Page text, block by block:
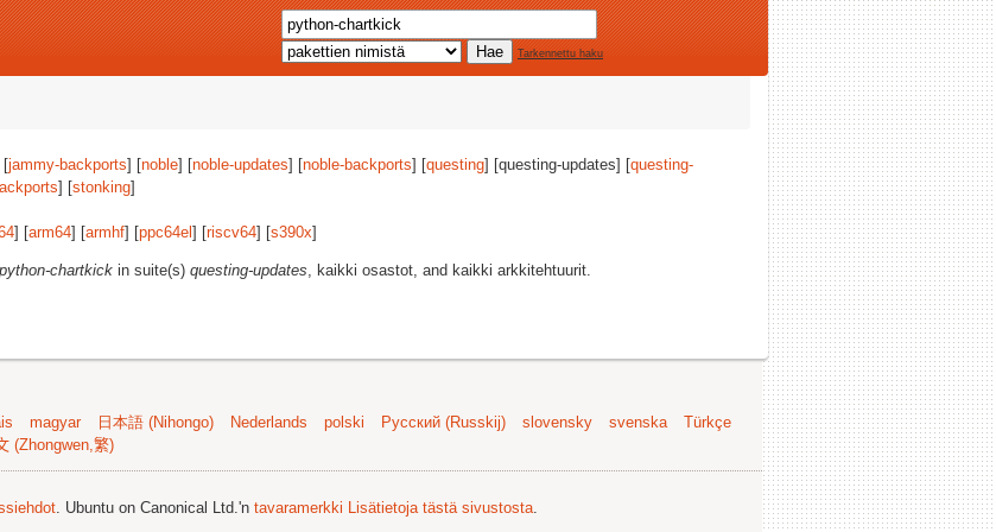
Tarkennettu haku
[jammy-backports] [noble] [noble-updates] [noble-backports] [questing] [questing-updates] [questing-
] [stonking]
] [arm64] [armhf] [ppc64el ] [riscv64] [s390x]
python-chartkick in suite(s) questing-updates, kaikki osastot, and kaikki arkkitehtuurit.
magyar 日本語 (Nihongo) Nederlands polski Русский (Russkij) slovensky svenska
Türkçe
(Zhongwen,繁)
. Ubuntu on Canonical Ltd.'n tavaramerkki Lisätietoja tästä sivustosta.